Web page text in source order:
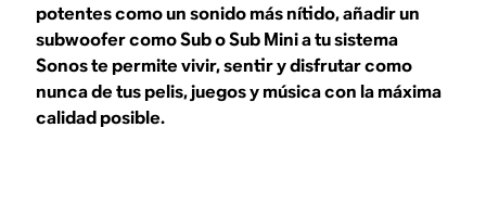
potentes como un sonido más nítido, añadir un
subwoofer como Sub o Sub Mini a tu sistema
Sonos te permite vivir, sentir y disfrutar como
nunca de tus pelis, juegos y música con la máxima
calidad posible.